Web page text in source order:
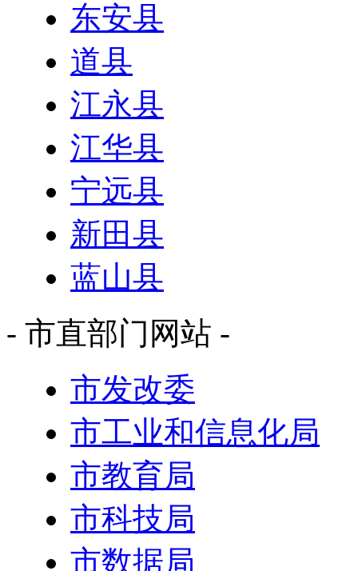
东安县
道县
江永县
江华县
宁远县
新田县
蓝山县
- 市直部门网站 -
市发改委
市工业和信息化局
市教育局
市科技局
市数据局